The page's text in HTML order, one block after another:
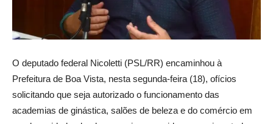
O deputado federal Nicoletti (PSL/RR) encaminhou à
Prefeitura de Boa Vista, nesta segunda-feira (18), ofícios
solicitando que seja autorizado o funcionamento das
academias de ginástica, salões de beleza e do comércio em